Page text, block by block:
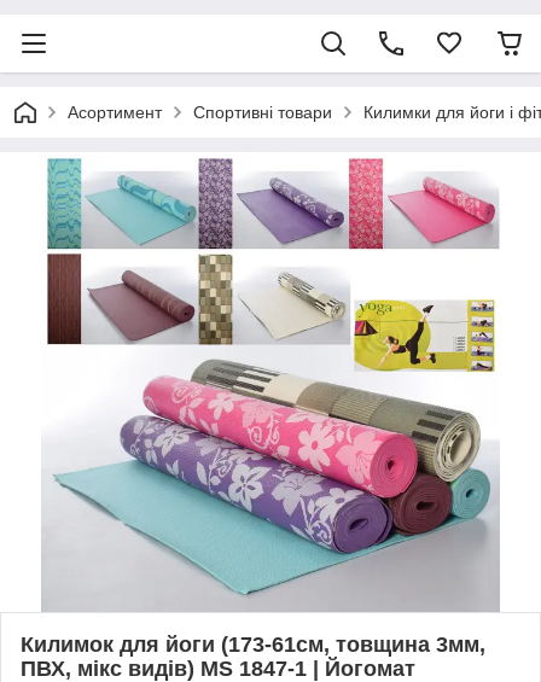
Асортимент Спортивні товари Килимки для йоги і
Килимок для йоги (173-61см, товщина 3мм,
ПВХ, мікс видів) MS 1847-1 | Йогомат